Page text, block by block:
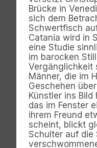
Brücke in
sich dem
Schwertfisch
Catania wird in
eine Studie
im barocken
Vergänglichkeit
Männer, die im
Geschehen
Künstler ins Bild
das im Fenster
ihrem Freund
scheint, blickt
Schulter auf die